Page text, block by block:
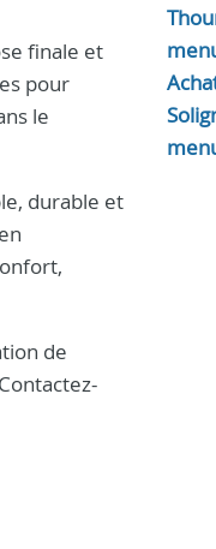
finale et
pour
le
durable et
de